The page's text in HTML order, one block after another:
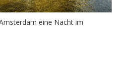
eine Nacht im